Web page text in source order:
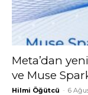
Meta’dan
ve Muse
Hilmi Öğütcü - 6